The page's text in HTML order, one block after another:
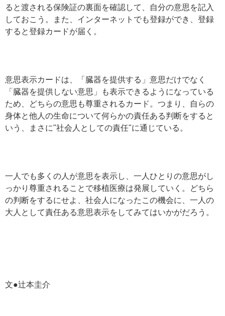
ると渡される保険証の裏面を確認して、自分の意思を記入
しておこう。また、インターネットでも登録ができ、登録
すると登録カードが届く。
意思表示カードは、「臓器を提供する」意思だけでなく
「臓器を提供しない意思」も表示できるようになっている
ため、どちらの意思も尊重されるカード。つまり、自らの
身体と他人の生命について何らかの責任ある判断をすると
いう、まさに"社会人としての責任"に通じている。
一人でも多くの人が意思を表示し、一人ひとりの意思がし
っかり尊重されることで移植医療は発展していく。どちら
の判断をするにせよ、社会人になったこの機会に、一人の
大人として責任ある意思表示をしてみてはいかがだろう。
文●辻本圭介